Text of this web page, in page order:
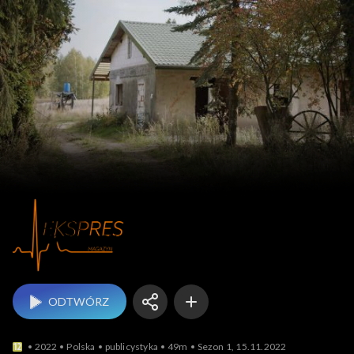
Magazyn
ODTWÓRZ
2022 Polska publicystyka 49m Sezon 1, 15.11.2022